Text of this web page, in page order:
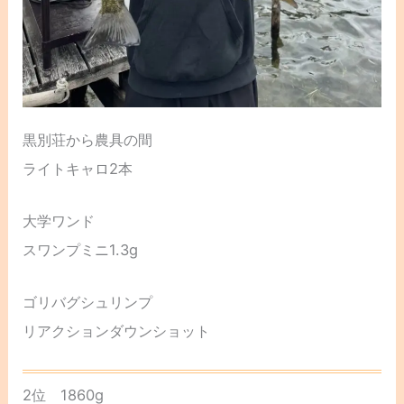
黒別荘から農具の間
ライトキャロ2本
大学ワンド
スワンプミニ1.3g
ゴリバグシュリンプ
リアクションダウンショット
2位 1860g